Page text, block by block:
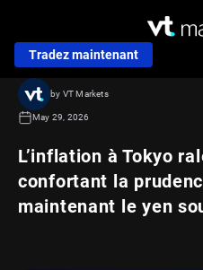
Tradez maintenant
L’inflation à Tokyo
confortant la
maintenant le yen
by VT Markets
May 29, 2026